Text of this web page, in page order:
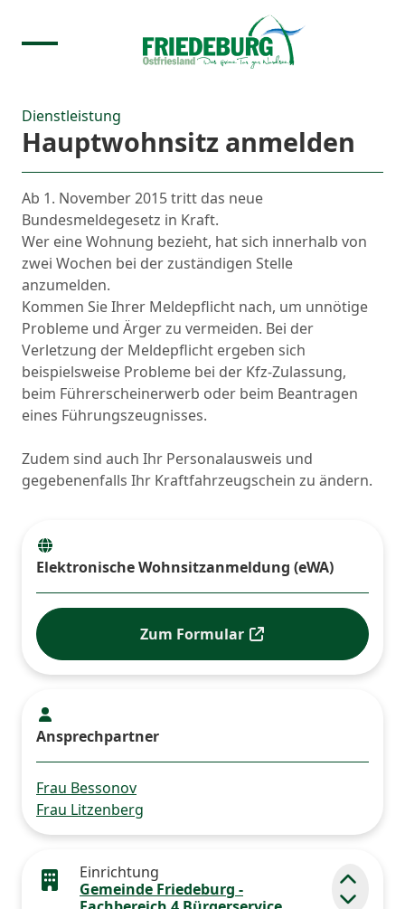
Dienstleistung
Hauptwohnsitz anmelden
Elektronische Wohnsitzanmeldung (eWA)
Zum Formular
Ansprechpartner
Frau Bessonov
Frau Litzenberg
Ab 1. November 2015 tritt das neue
Bundesmeldegesetz in Kraft.
Wer eine Wohnung bezieht, hat sich innerhalb von
zwei Wochen bei der zuständigen Stelle
anzumelden.
Kommen Sie Ihrer Meldepflicht nach, um unnötige
Probleme und Ärger zu vermeiden. Bei der
Verletzung der Meldepflicht ergeben sich
beispielsweise Probleme bei der Kfz-Zulassung,
beim Führerscheinerwerb oder beim Beantragen
eines Führungszeugnisses.
Zudem sind auch Ihr Personalausweis und
gegebenenfalls Ihr Kraftfahrzeugschein zu ändern.
Einrichtung
Gemeinde Friedeburg -